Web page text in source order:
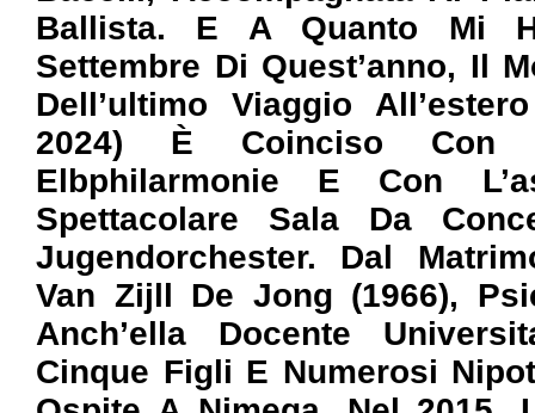
Ballista. E A Quanto Mi
Settembre Di Quest’anno, Il
Dell’ultimo Viaggio
2024) È Coinciso Con
Elbphilarmonie E Con
Spettacolare Sala Da
Jugendorchester. Dal
Van Zijll De Jong (1966),
Anch’ella Docente
Cinque Figli E Numerosi